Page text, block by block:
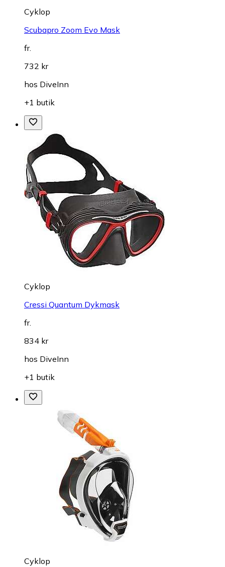
Cyklop
Scubapro Zoom Evo Mask
fr.
732 kr
hos DiveInn
+1 butik
Cyklop
Cressi Quantum Dykmask
fr.
834 kr
hos DiveInn
+1 butik
Cyklop